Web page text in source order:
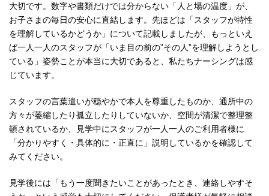
大切です。数字や書類だけでは分からない「人と場の温度」が、
お子さまの毎日の安心に直結します。先ほどは「スタッフが特性
を理解しているかどうか」について記載しましたが、もっといえ
ば一人一人のスタッフが「いま目の前の”その人”を理解しようとし
ている」姿勢ことが本当に大切であると、私たちナーシングは感
じています。
スタッフの言葉遣いが穏やかで本人を尊重したものか、通所中の
方々が萎縮したり孤立したりしていないか、空間が清潔で整理整
頓されているか、見学中にスタッフが一人一人のご利用者様に
「分かりやすく・具体的に・正直に」説明しているかを確認して
みてください。
見学後には「もう一度聞きたいことがあったとき、連絡しやすそ